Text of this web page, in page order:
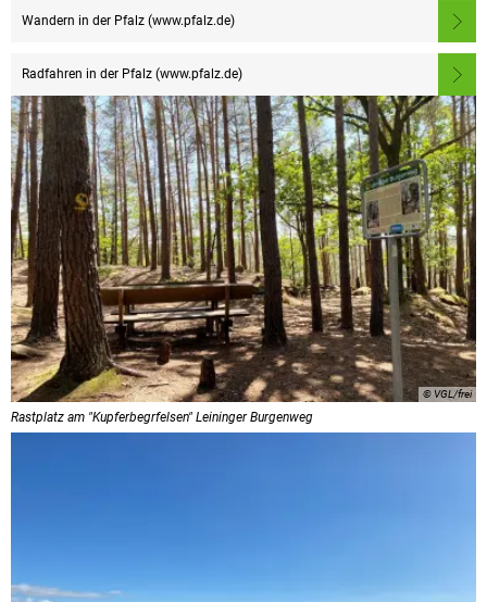
Wandern in der Pfalz (www.pfalz.de)
Radfahren in der Pfalz (www.pfalz.de)
© VGL/frei
Rastplatz am "Kupferbegrfelsen" Leininger Burgenweg